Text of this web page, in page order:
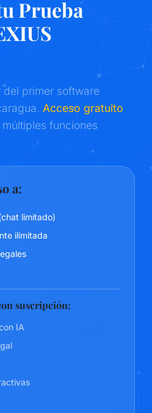
Prueba
del primer software
Acceso gratuito
múltiples funciones
a:
limitado)
ilimitada
suscripción:
IA